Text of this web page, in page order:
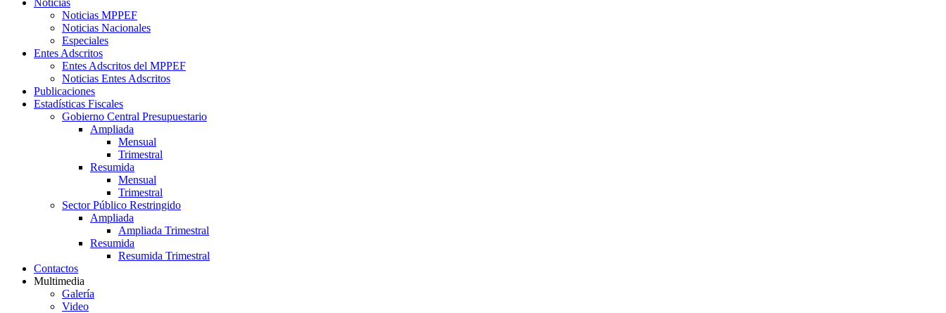
Noticias
Noticias MPPEF
Noticias Nacionales
Especiales
Entes Adscritos
Entes Adscritos del MPPEF
Noticias Entes Adscritos
Publicaciones
Estadísticas Fiscales
Gobierno Central Presupuestario
Ampliada
Mensual
Trimestral
Resumida
Mensual
Trimestral
Sector Público Restringido
Ampliada
Ampliada Trimestral
Resumida
Resumida Trimestral
Contactos
Multimedia
Galería
Video